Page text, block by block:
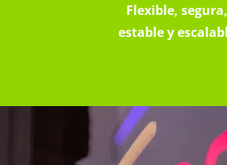
Flexible, segura,
estable y